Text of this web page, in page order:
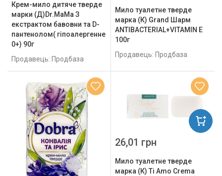
Крем-мило дитяче тверде
марки (Д)Dr.MaMa З
екстрактом бавовни та D-
пантенолом( гіпоалергенне
0+) 90г
Продавець: Продбаза
Мило туалетне тверде
марка (К) Grand Шарм
ANTIBACTERIAL+VITAMIN E
100г
Продавець: Продбаза
Мило туалетне тверде
марка (К) Ti Amo Crema
26,01 грн